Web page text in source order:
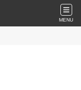
MENU